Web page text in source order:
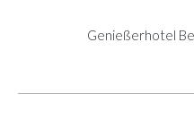
Genießerhotel